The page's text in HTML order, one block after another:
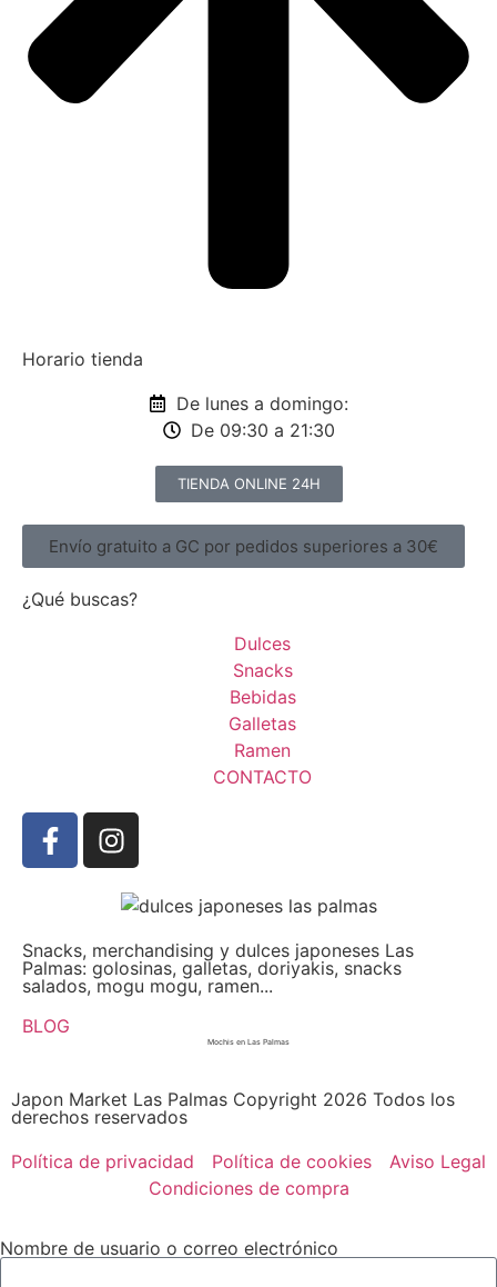
Snacks, merchandising y dulces japoneses Las
Palmas: golosinas, galletas, doriyakis, snacks
salados, mogu mogu, ramen...
BLOG
Mochis en Las Palmas
¿Qué buscas?
Dulces
Snacks
Bebidas
Galletas
Ramen
CONTACTO
Horario tienda
De lunes a domingo:
De 09:30 a 21:30
TIENDA ONLINE 24H
Envío gratuito a GC por pedidos superiores a 30€
Japon Market Las Palmas Copyright 2026 Todos los
derechos reservados
Política de privacidad
Política de cookies
Aviso Legal
Condiciones de compra
Nombre de usuario o correo electrónico